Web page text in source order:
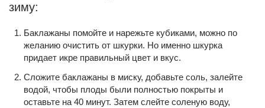
зиму:
Баклажаны помойте и нарежьте кубиками, можно по
желанию очистить от шкурки. Но именно шкурка
придает икре правильный цвет и вкус.
Сложите баклажаны в миску, добавьте соль, залейте
водой, чтобы плоды были полностью покрыты и
оставьте на 40 минут. Затем слейте соленую воду,